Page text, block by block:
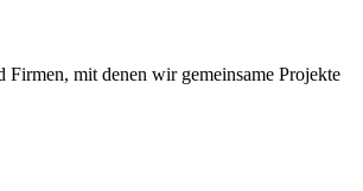
mit denen wir gemeinsame Projekte